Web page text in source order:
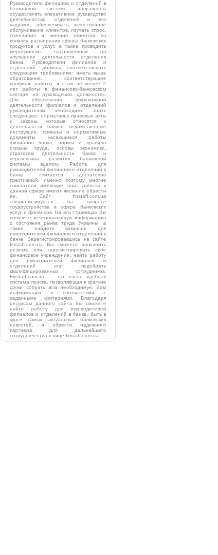
Руководители филиалов и отделений в
банковской системе направлены
осуществлять оперативное руководство
деятельностью отделения и его
кадрами, обеспечивать качественное
обслуживание клиентов, изучать спрос,
пожелания и мнения клиентов по
вопросу расширения сферы банковских
продуктов и услуг, а также проводить
мероприятия, направленные на
улучшение деятельности отделения
банка. Руководители филиалов и
отделений должны соответствовать
следующим требованиям: иметь выше
образование, соответствующее
профилю работы, и стаж не менее 2
лет работы в финансово-банковском
секторе на руководящих должностях.
Для обеспечения эффективной
деятельности филиалов и отделений
руководителям необходимо знать
следующее: нормативно-правовые акты
и законы, которые относятся к
деятельности банков, ведомственные
инструкции, приказы и нормативные
документы, касающиеся работы
филиалов банка, нормы и правила
охраны труда, основы экономики,
стратегию деятельности банка и
перспективы развития банковской
системы вцелом. Работа для
руководителей филиалов и отделений в
банке считается достаточно
престижной, именно поэтому многие
соискатели имеющие опыт работы в
данной сфере имеют желание обрести
ее. Сайт finstaff.com.ua
специализируется на вопросе
трудоустройства в сфере банковских
услуг и финансов. На его страницах Вы
получите исчерпывающую информацию
о состоянии рынка труда Украины, а
также найдете вакансии для
руководителей филиалов и отделений в
банке. Зарегистрировавшись на сайте
finstaff.com.ua Вы сможете заполнить
резюме или зарегистрировать свое
финансовое учреждение, найти работу
для руководителей филиалов и
отделений или подобрать
квалифицированных сотрудников.
Finstaff.com.ua – это очень удобная
система поиска, позволяющая в краткие
сроки собрать всю необходимую Вам
информацию в соответствии с
заданными критериями. Благодаря
ресурсам данного сайта Вы сможете
найти работу для руководителей
филиалов и отделений в банке, быть в
курсе самых актуальных банковских
новостей, и обрести надежного
партнера для дальнейшего
сотрудничества в лице finstaff.com.ua.